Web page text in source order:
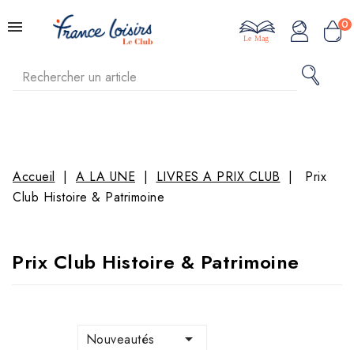
0
Le Mag
Accueil A LA UNE LIVRES A PRIX CLUB
Prix
Club Histoire & Patrimoine
Prix Club Histoire & Patrimoine
Nouveautés 